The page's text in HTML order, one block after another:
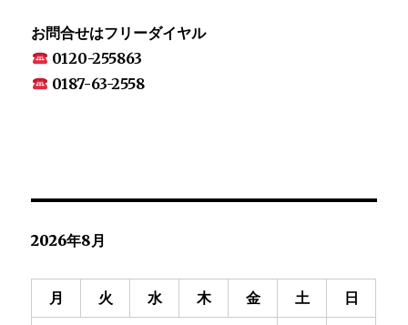
お問合せはフリーダイヤル
0120-255863
0187-63-2558
2026年8月
月 火 水 木 金 土 日